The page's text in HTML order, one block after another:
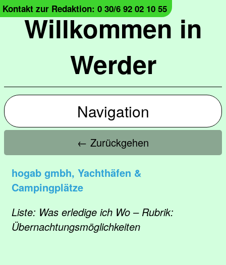
Willkommen in
Werder
Kontakt zur Redaktion: 0 30/6 92 02 10 55
Navigation
← Zurückgehen
hogab gmbh, Yachthäfen &
Campingplätze
Liste: Was erledige ich Wo – Rubrik:
Übernachtungsmöglichkeiten